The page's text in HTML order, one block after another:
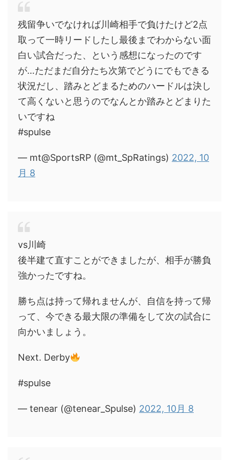
残留争いでなければ川崎相手で負けたけど2点
取って一時リードしたし最後までわからない面
白い試合だった、という感想になったのです
が…ただまだ自分たち次第でどうにでもできる
状況だし、踏みとどまるためのハードルは決し
て高くないと思うのでなんとか踏みとどまりた
いですね
#spulse
— mt@SportsRP (@mt_SpRatings) 2022, 10
月 8
vs川崎
後半建て直すことができましたが、相手が勝負
強かったですね。
勝ち点は持って帰れませんが、自信を持って帰
って、今できる最大限の準備をして次の試合に
向かいましょう。
Next. Derby
#spulse
— tenear (@tenear_Spulse) 2022, 10月 8